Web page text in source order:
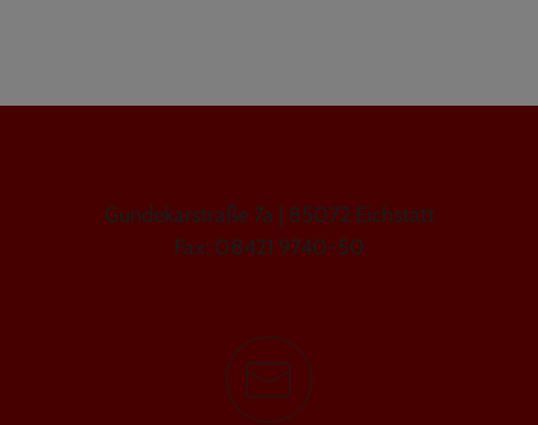
Gundekarstraße 7a | 85072 Eichstätt
Fax: 08421 9740-50